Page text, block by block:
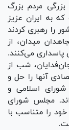
مردم بزرگ
به ایران عزیز
را رهبری کردند
میدان، از
می‌کنند.
شب از
آنها را حل و
اسلامی و
مجلس شورای
را متناسب با